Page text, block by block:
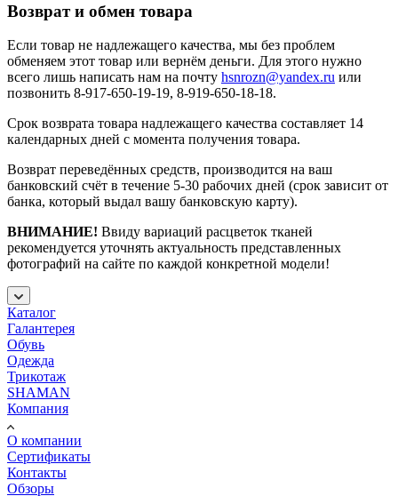
Возврат и обмен товара
Если товар не надлежащего качества, мы без проблем
обменяем этот товар или вернём деньги. Для этого нужно
всего лишь написать нам на почту hsnrozn@yandex.ru или
позвонить 8-917-650-19-19, 8-919-650-18-18.
Срок возврата товара надлежащего качества составляет 14
календарных дней с момента получения товара.
Возврат переведённых средств, производится на ваш
банковский счёт в течение 5-30 рабочих дней (срок зависит от
банка, который выдал вашу банковскую карту).
ВНИМАНИЕ! Ввиду вариаций расцветок тканей
рекомендуется уточнять актуальность представленных
фотографий на сайте по каждой конкретной модели!
Каталог
Галантерея
Обувь
Одежда
Трикотаж
SHAMAN
Компания
О компании
Сертификаты
Контакты
Обзоры